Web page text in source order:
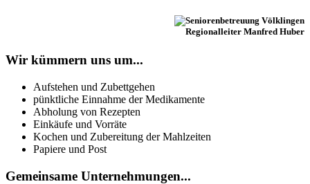
Regionalleiter Manfred Huber
Wir kümmern uns um...
Aufstehen und Zubettgehen
pünktliche Einnahme der Medikamente
Abholung von Rezepten
Einkäufe und Vorräte
Kochen und Zubereitung der Mahlzeiten
Papiere und Post
Gemeinsame Unternehmungen...